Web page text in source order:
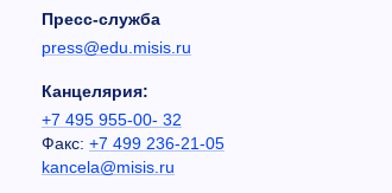
Пресс-служба
press@edu.misis.ru
Канцелярия:
+7 495 955-00- 32
Факс: +7 499 236-21-05
kancela@misis.ru